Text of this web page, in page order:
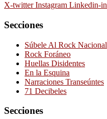
X-twitter Instagram Linkedin-in
Secciones
Súbele Al Rock Nacional
Rock Foráneo
Huellas Disidentes
En la Esquina
Narraciones Transeúntes
71 Decibeles
Secciones